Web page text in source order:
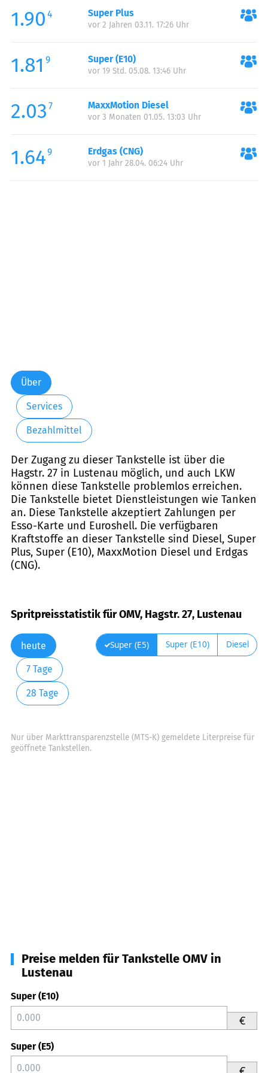
Samstag:
06:00-24:00
Sonntag:
1.90 4 Super Plus
vor 2 Jahren 03.11. 17:26 Uhr
1.81 9 Super (E10)
vor 19 Std. 05.08. 13:46 Uhr
2.03 7 MaxxMotion Diesel
vor 3 Monaten 01.05. 13:03 Uhr
1.649 Erdgas (CNG)
vor 1 Jahr 28.04. 06:24 Uhr
Über
Services
Bezahlmittel
Der Zugang zu dieser Tankstelle ist über die
Hagstr. 27 in Lustenau möglich, und auch LKW
können diese Tankstelle problemlos erreichen.
Die Tankstelle bietet Dienstleistungen wie Tanken
an. Diese Tankstelle akzeptiert Zahlungen per
Esso-Karte und Euroshell. Die verfügbaren
Kraftstoffe an dieser Tankstelle sind Diesel, Super
Plus, Super (E10), MaxxMotion Diesel und Erdgas
(CNG).
Spritpreisstatistik für OMV, Hagstr. 27, Lustenau
heute
7 Tage
28 Tage
Super (E5) Super (E10) Diesel
Nur über Markttransparenzstelle (MTS-K) gemeldete Literpreise für
geöffnete Tankstellen.
Preise melden für Tankstelle OMV in
Lustenau
Super (E10)
€
Super (E5)